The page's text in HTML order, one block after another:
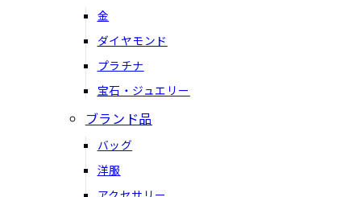
金
ダイヤモンド
プラチナ
宝石・ジュエリー
ブランド品
バッグ
洋服